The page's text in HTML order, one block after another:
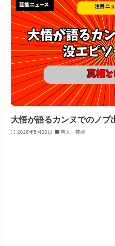
大悟が語るカンヌでのノブ
2026年5月30日 芸人・芸能